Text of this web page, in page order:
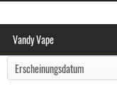
Vandy Vape